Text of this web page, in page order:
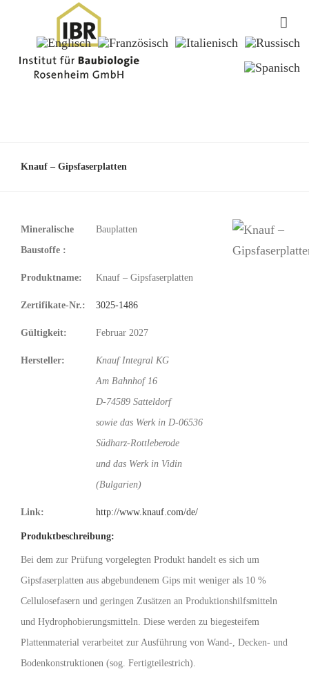
Knauf – Gipsfaserplatten
Mineralische
Baustoffe :
Bauplatten
Produktname: Knauf – Gipsfaserplatten
Zertifikate-Nr.: 3025-1486
Gültigkeit: Februar 2027
Hersteller:
Knauf Integral KG
Am Bahnhof 16
D-74589 Satteldorf
sowie das Werk in D-06536
Südharz-Rottleberode
und das Werk in Vidin
(Bulgarien)
Link: http://www.knauf.com/de/
Produktbeschreibung:
Bei dem zur Prüfung vorgelegten Produkt handelt es sich um
Gipsfaserplatten aus abgebundenem Gips mit weniger als 10 %
Cellulosefasern und geringen Zusätzen an Produktionshilfsmitteln
und Hydrophobierungsmitteln. Diese werden zu biegesteifem
Plattenmaterial verarbeitet zur Ausführung von Wand-, Decken- und
Bodenkonstruktionen (sog. Fertigteilestrich).